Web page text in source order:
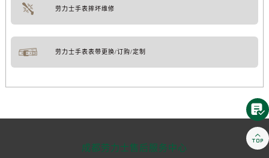
劳力士手表摔坏维修
劳力士手表表带更换/订购/定制
成都劳力士售后服务中心

